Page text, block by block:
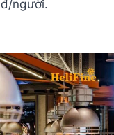
người.